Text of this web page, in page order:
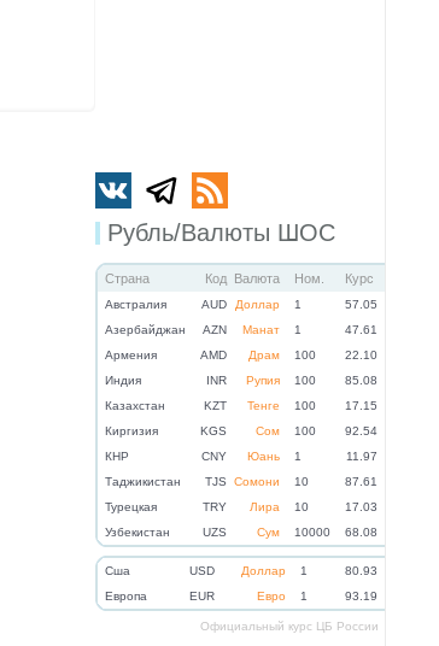
Рубль/Валюты ШОС
Страна Код Валюта Ном. Курс
Австралия AUD Доллар 1
57.05
Азербайджан
AZN Манат 1
47.61
Армения
AMD Драм 100
22.10
Индия
INR Рупия 100
85.08
Казахстан
KZT Тенге 100
17.15
Киргизия
KGS Сом 100
92.54
КНР
CNY Юань 1
11.97
Таджикистан
TJS Сомони 10
87.61
Турецкая
TRY Лира 10
17.03
Узбекистан
UZS Сум 10000 68.08
Cша USD Доллар 1
80.93
Eвропа
EUR Евро 1 93.19
Официальный курс ЦБ России